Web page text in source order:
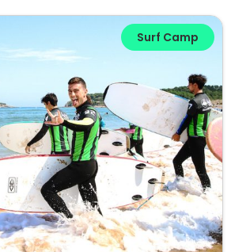
Surf Camp